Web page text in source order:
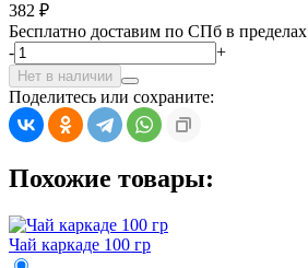
382 ₽
Бесплатно доставим по СПб в
-
+
Нет в наличии
Поделитесь или сохраните:
Похожие товары:
Чай каркаде 100 гр